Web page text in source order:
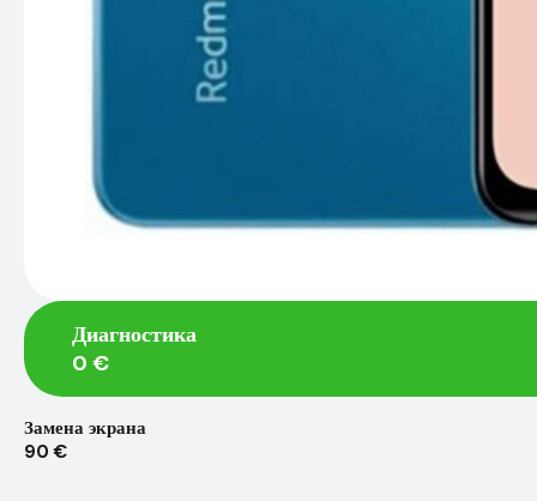
Диагностика
0 €
Замена экрана
90 €